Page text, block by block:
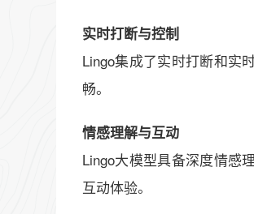
实时打断与控制
Lingo集成了实时打断和实
畅。
情感理解与互动
Lingo大模型具备深度情感
互动体验。